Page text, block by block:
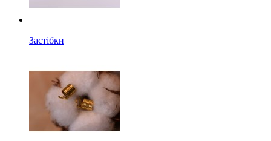
Застібки